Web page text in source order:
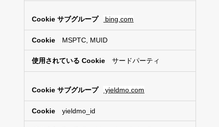
bing.com
MSPTC, MUID
サードパーティ
yieldmo.com
yieldmo_id